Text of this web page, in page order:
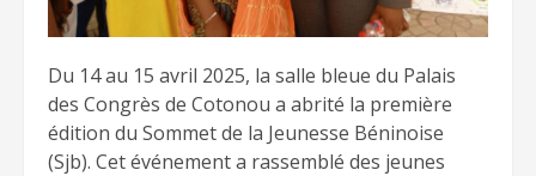
Du 14 au 15 avril 2025, la salle bleue du Palais
des Congrès de Cotonou a abrité la première
édition du Sommet de la Jeunesse Béninoise
(Sjb). Cet événement a rassemblé des jeunes